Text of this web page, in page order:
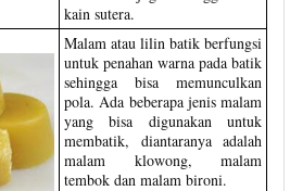
kain sutera.
Malam atau lilin batik berfungsi
untuk penahan warna pada batik
sehingga bisa memunculkan
pola. Ada beberapa jenis malam
yang bisa digunakan untuk
membatik, diantaranya adalah
malam klowong, malam
tembok dan malam bironi.